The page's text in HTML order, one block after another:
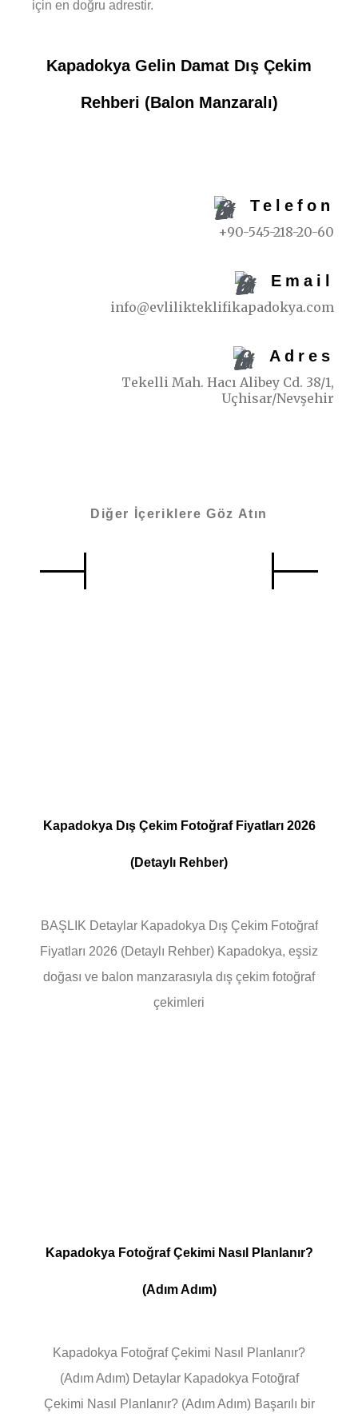
için en doğru adrestir.
Kapadokya Gelin Damat Dış Çekim
Rehberi (Balon Manzaralı)
Telefon
+90-545-218-20-60
Email
info@evlilikteklifikapadokya.com
Adres
Tekelli Mah. Hacı Alibey Cd. 38/1,
Uçhisar/Nevşehir
Diğer İçeriklere Göz Atın
Kapadokya Dış Çekim Fotoğraf Fiyatları 2026
(Detaylı Rehber)
BAŞLIK Detaylar Kapadokya Dış Çekim Fotoğraf
Fiyatları 2026 (Detaylı Rehber) Kapadokya, eşsiz
doğası ve balon manzarasıyla dış çekim fotoğraf
çekimleri
Kapadokya Fotoğraf Çekimi Nasıl Planlanır?
(Adım Adım)
Kapadokya Fotoğraf Çekimi Nasıl Planlanır?
(Adım Adım) Detaylar Kapadokya Fotoğraf
Çekimi Nasıl Planlanır? (Adım Adım) Başarılı bir